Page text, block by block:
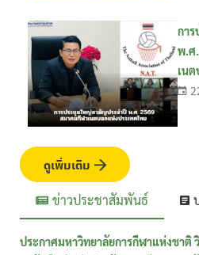
ข่าวประชาสัมพันธ์
ประกาศมหาวิทยาลัยการกีฬาแห่งชาติ
กา
พ.ศ
เน
ดูเพิ่มเติม